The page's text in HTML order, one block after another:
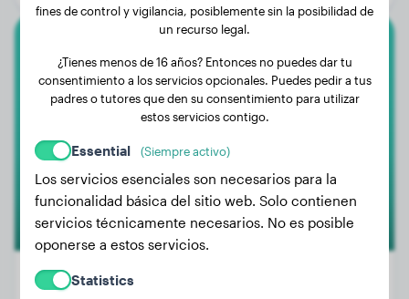
Boxer
Bandit
fines de control y vigilancia, posiblemente sin la posibilidad de
un recurso legal.
¿Tienes menos de 16 años? Entonces no puedes dar tu
consentimiento a los servicios opcionales. Puedes pedir a tus
padres o tutores que den su consentimiento para utilizar
estos servicios contigo.
Essential (Siempre activo)
Los servicios esenciales son necesarios para la
funcionalidad básica del sitio web. Solo contienen
servicios técnicamente necesarios. No es posible
oponerse a estos servicios.
Statistics